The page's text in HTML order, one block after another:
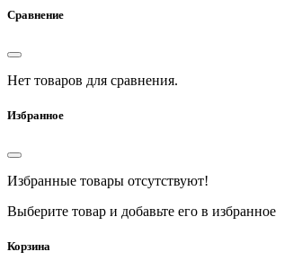
Сравнение
Нет товаров для сравнения.
Избранное
Избранные товары отсутствуют!
Выберите товар и добавьте его в избранное
Корзина